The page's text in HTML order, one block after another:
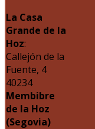
La Casa
Grande de la
Hoz:
Callejón de la
Fuente, 4
40234
Membibre
de la Hoz
(Segovia)